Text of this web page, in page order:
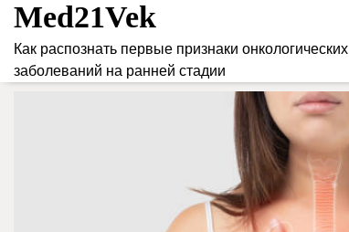
Skip
content
Med21Vek
Как распознать первые признаки онкологических
заболеваний на ранней стадии